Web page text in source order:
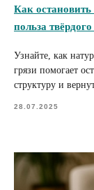
Как
польза
Узнайте, как
грязи помогает
структуру и
28.07.2025